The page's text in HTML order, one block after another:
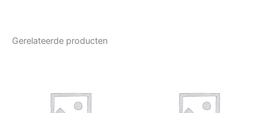
Gerelateerde producten